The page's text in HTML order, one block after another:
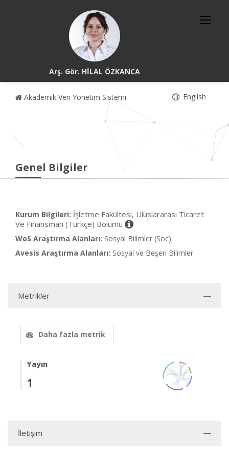
Arş. Gör. HİLAL ÖZKANCA
Akademik Veri Yönetim Sistemi English
Genel Bilgiler
Kurum Bilgileri: İşletme Fakültesi, Uluslararası Ticaret
Ve Finansman (Türkçe) Bölümü
WoS Araştırma Alanları: Sosyal Bilimler (Soc)
Avesis Araştırma Alanları: Sosyal ve Beşeri Bilimler
Metrikler
Daha fazla metrik
Yayın
1
İletişim